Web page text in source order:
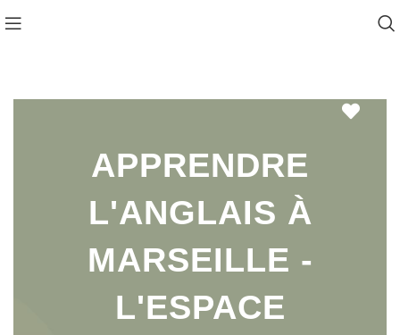
APPRENDRE
L'ANGLAIS À
MARSEILLE -
L'ESPACE